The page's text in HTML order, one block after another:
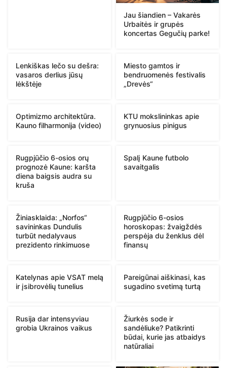
Jau šiandien – Vakarės
Urbaitės ir grupės
koncertas Gegučių parke!
Lenkiškas lečo su dešra:
vasaros derlius jūsų
lėkštėje
Miesto gamtos ir
bendruomenės festivalis
„Drevės“
Optimizmo architektūra.
Kauno filharmonija (video)
KTU mokslininkas apie
grynuosius pinigus
Rugpjūčio 6-osios orų
prognozė Kaune: karšta
diena baigsis audra su
kruša
Spalį Kaune futbolo
savaitgalis
Žiniasklaida: „Norfos“
savininkas Dundulis
turbūt nedalyvaus
prezidento rinkimuose
Rugpjūčio 6-osios
horoskopas: žvaigždės
perspėja du ženklus dėl
finansų
Katelynas apie VSAT melą
ir įsibrovėlių tunelius
Pareigūnai aiškinasi, kas
sugadino svetimą turtą
Rusija dar intensyviau
grobia Ukrainos vaikus
Žiurkės sode ir
sandėliuke? Patikrinti
būdai, kurie jas atbaidys
natūraliai